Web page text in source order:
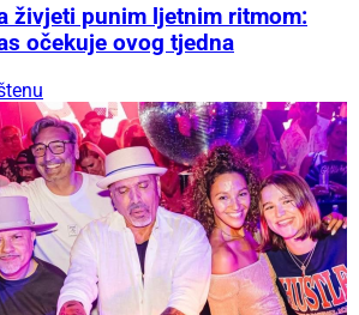
živjeti punim ljetnim ritmom:
očekuje ovog tjedna